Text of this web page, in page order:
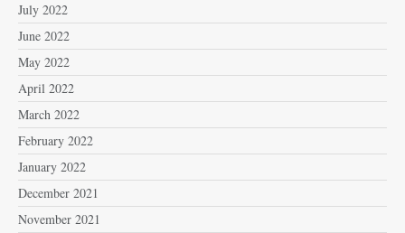
July 2022
June 2022
May 2022
April 2022
March 2022
February 2022
January 2022
December 2021
November 2021